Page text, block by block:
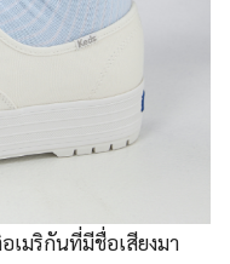
เมริกันที่มีชื่อเสียงมา